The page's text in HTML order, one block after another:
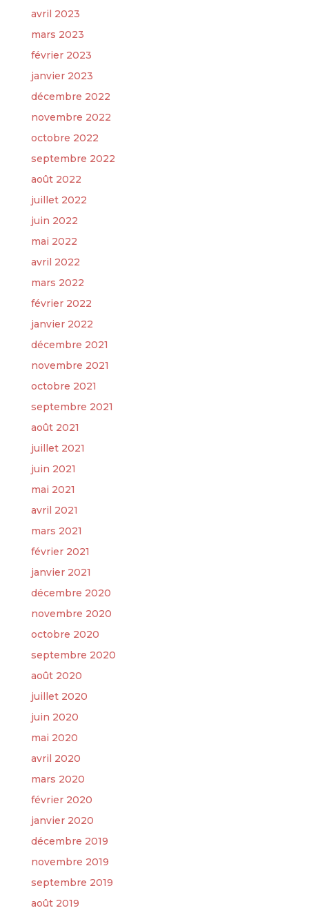
avril 2023
mars 2023
février 2023
janvier 2023
décembre 2022
novembre 2022
octobre 2022
septembre 2022
août 2022
juillet 2022
juin 2022
mai 2022
avril 2022
mars 2022
février 2022
janvier 2022
décembre 2021
novembre 2021
octobre 2021
septembre 2021
août 2021
juillet 2021
juin 2021
mai 2021
avril 2021
mars 2021
février 2021
janvier 2021
décembre 2020
novembre 2020
octobre 2020
septembre 2020
août 2020
juillet 2020
juin 2020
mai 2020
avril 2020
mars 2020
février 2020
janvier 2020
décembre 2019
novembre 2019
septembre 2019
août 2019